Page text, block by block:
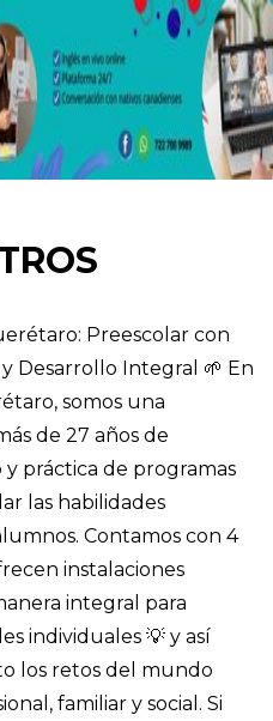
Preescolar con
Desarrollo Integral 🌱 En
somos una
de 27 años de
y práctica de programas
las habilidades
Contamos con 4
instalaciones
integral para
individuales 💡 y así
los retos del mundo
familiar y social. Si